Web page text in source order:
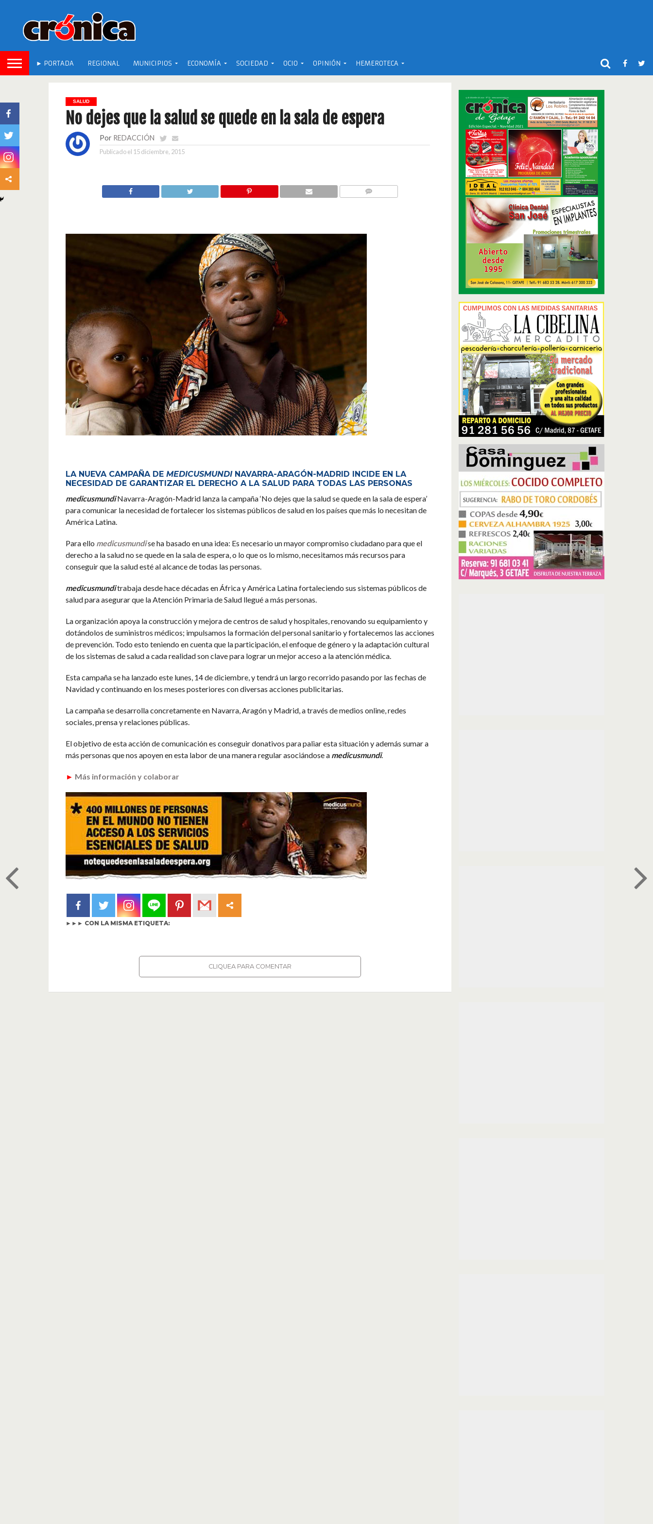
► PORTADA REGIONAL MUNICIPIOS ECONOMÍA SOCIEDAD OCIO OPINIÓN HEMEROTECA
SALUD
No dejes que la salud se quede en la sala de espera
Por REDACCIÓN
Publicado el 15 diciembre, 2015
LA NUEVA CAMPAÑA DE MEDICUSMUNDI NAVARRA-ARAGÓN-MADRID INCIDE EN LA
NECESIDAD DE GARANTIZAR EL DERECHO A LA SALUD PARA TODAS LAS PERSONAS
medicusmundi Navarra-Aragón-Madrid lanza la campaña ‘No dejes que la salud se quede en la sala de espera’
para comunicar la necesidad de fortalecer los sistemas públicos de salud en los países que más lo necesitan de
América Latina.
Para ello medicusmundise ha basado en una idea: Es necesario un mayor compromiso ciudadano para que el
derecho a la salud no se quede en la sala de espera, o lo que os lo mismo, necesitamos más recursos para
conseguir que la salud esté al alcance de todas las personas.
medicusmunditrabaja desde hace décadas en África y América Latina fortaleciendo sus sistemas públicos de
salud para asegurar que la Atención Primaria de Salud llegué a más personas.
La organización apoya la construcción y mejora de centros de salud y hospitales, renovando su equipamiento y
dotándolos de suministros médicos; impulsamos la formación del personal sanitario y fortalecemos las acciones
de prevención. Todo esto teniendo en cuenta que la participación, el enfoque de género y la adaptación cultural
de los sistemas de salud a cada realidad son clave para lograr un mejor acceso a la atención médica.
Esta campaña se ha lanzado este lunes, 14 de diciembre, y tendrá un largo recorrido pasando por las fechas de
Navidad y continuando en los meses posteriores con diversas acciones publicitarias.
La campaña se desarrolla concretamente en Navarra, Aragón y Madrid, a través de medios online, redes
sociales, prensa y relaciones públicas.
El objetivo de esta acción de comunicación es conseguir donativos para paliar esta situación y además sumar a
más personas que nos apoyen en esta labor de una manera regular asociándose a medicusmundi.
► Más información y colaborar
►►► CON LA MISMA ETIQUETA:
CLIQUEA PARA COMENTAR